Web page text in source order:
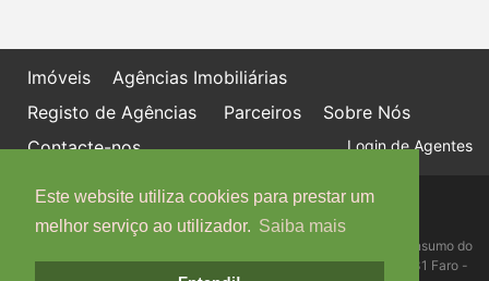
Este website utiliza cookies para prestar um
melhor serviço ao utilizador. Saiba mais
Imóveis
Agências Imobiliárias
Registo de Agências
Parceiros
Sobre Nós
Contacte-nos
Login de Agentes
Política de proteção de dados
Livro de Reclamações online
Centro de Informação, Mediação e Arbitragem de Conflitos de Consumo do
Algarve - Edifício Ninho de Empresas, Estrada da Penha, 8005-131 Faro -